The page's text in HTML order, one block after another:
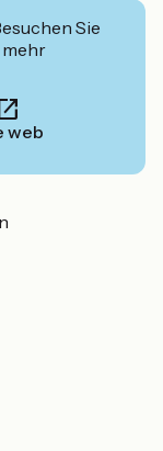
Sie
mehr
web